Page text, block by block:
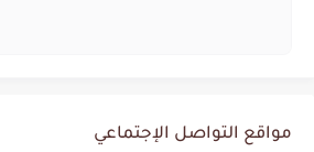
مواقع التواصل الإجتماعي